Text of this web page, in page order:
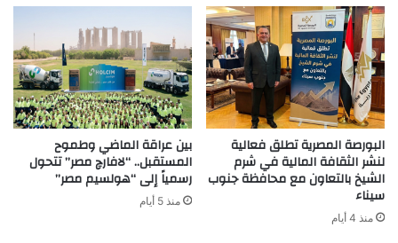
البورصة المصرية تطلق فعالية
لنشر الثقافة المالية في شرم
الشيخ بالتعاون مع محافظة جنوب
سيناء
منذ 4 أيام
بين عراقة الماضي وطموح
المستقبل.. “لافارچ مصر” تتحول
رسمياً إلى “هولسيم مصر”
منذ 5 أيام